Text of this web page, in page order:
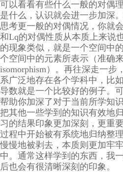
可以看看有些什么一般的对偶
是什么，认识就会进一步加深
思考更一般的对偶情况，你就
和Lq的对偶性质从本质上来说
的现象类似，就是一个空间中
个空间中的元素所表示（准确
isomorphism）。再往深走一步
系广泛地存在各个学科中，比
导数就是一个比较好的例子。
帮助你加深了对于当前所学知
把其他一些学到的知识有效地
习的结果印象更加深刻，更重
过程中开始被有系统地归纳整
慢慢地被剥去，本质则更加牢
中。通常这样学到的东西，我
后也会有很清晰深刻的印象。